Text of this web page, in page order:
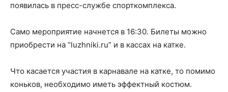
появилась в пресс-службе спорткомплекса.
Само мероприятие начнется в 16:30. Билеты можно
приобрести на “luzhniki.ru” и в кассах на катке.
Что касается участия в карнавале на катке, то помимо
коньков, необходимо иметь эффектный костюм.